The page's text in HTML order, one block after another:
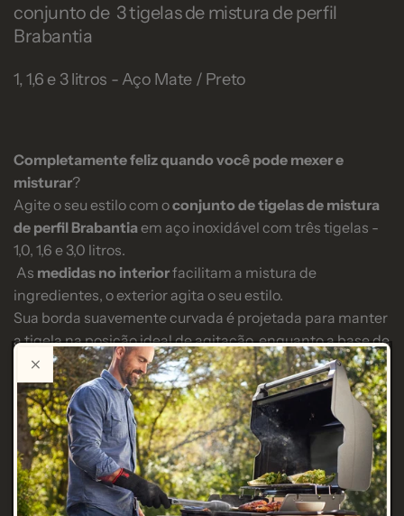
conjunto de 3 tigelas de mistura de perfil
Brabantia
1, 1,6 e 3 litros - Aço Mate / Preto
Completamente feliz quando você pode mexer e
misturar?
Agite o seu estilo com oconjunto de tigelas de mistura
de perfil Brabantiaem aço inoxidável com três tigelas -
1,0, 1,6 e 3,0 litros.
As medidas no interiorfacilitam a mistura de
ingredientes, o exterior agita o seu estilo.
Sua borda suavemente curvada é projetada para manter
a tigela na posição ideal de agitação, enquanto a base de
silicone evita escorregar - tudo resistente ao calor até
220ºC/448ºF.
Um verdadeiro superconjunto!
Benefícios e recursos
SKUBRA 36 39 00
Ótimo começo - conjunto de 3 tigelas (1L/1.6L/3L).